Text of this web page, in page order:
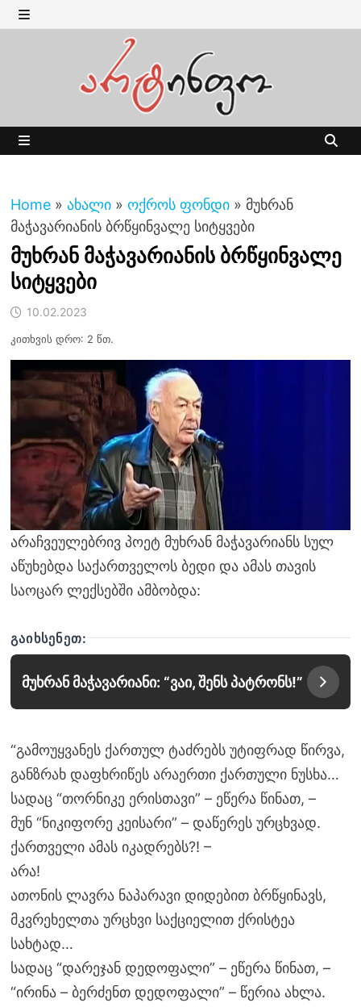
Skip
to MENU
Home » ახალი » ოქროს ფონდი » მუხრან
მაჭავარიანის ბრწყინვალე სიტყვები
მუხრან მაჭავარიანის ბრწყინვალე
სიტყვები
10.02.2023
კითხვის დრო: 2 წთ.
არაჩვეულებრივ პოეტ მუხრან მაჭავარიანს სულ
აწუხებდა საქართველოს ბედი და ამას თავის
საოცარ ლექსებში ამბობდა:
ᲒᲐᲘᲮᲡᲔᲜᲔᲗ:
მუხრან მაჭავარიანი: “ვაი, შენს პატრონს!”
“გამოუყვანეს ქართულ ტაძრებს უტიფრად წირვა,
განზრახ დაფხრიწეს არაერთი ქართული ნუსხა…
სადაც “თორნიკე ერისთავი” – ეწერა წინათ, –
მუნ “ნიკიფორე კეისარი” – დაწერეს ურცხვად.
ქართველი ამას იკადრებს?! –
არა!
ათონის ლავრა ნაპარავი დიდებით ბრწყინავს,
მკვრეხელთა ურცხვი საქციელით ქრისტეა
სახტად…
სადაც “დარეჯან დედოფალი” – ეწერა წინათ, –
“ირინა – ბერძენთ დედოფალი” – წერია ახლა.